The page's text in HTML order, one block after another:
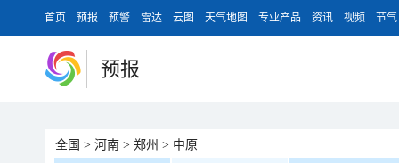
首页 预报 预警 雷达 云图 天气地图 专业产品 资讯 视频 节气
预报
全国 > 河南 > 郑州 > 中原